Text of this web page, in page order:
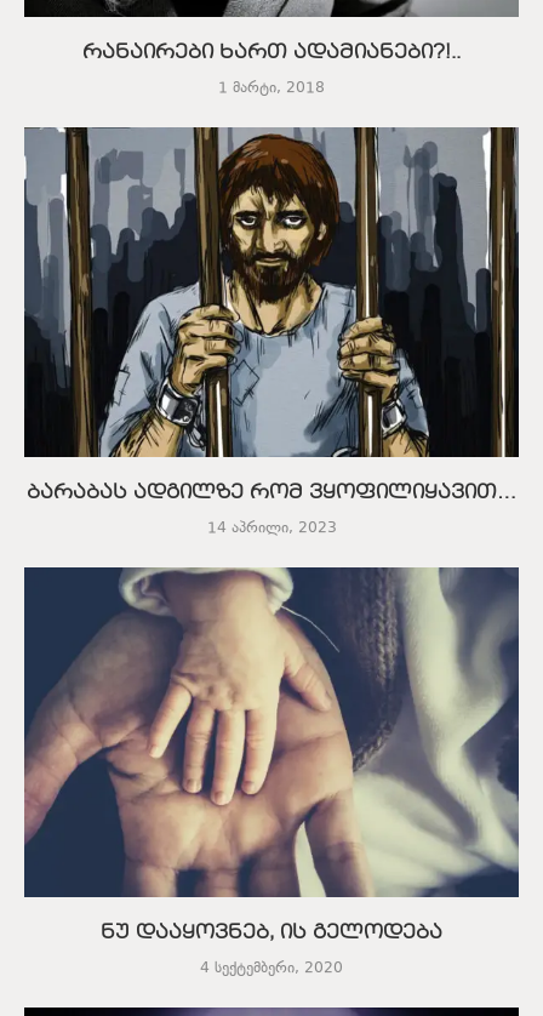
რანაირები ხართ ადამიანები?!..
1 მარტი, 2018
ბარაბას ადგილზე რომ ვყოფილიყავით…
14 აპრილი, 2023
ნუ დააყოვნებ, ის გელოდება
4 სექტემბერი, 2020